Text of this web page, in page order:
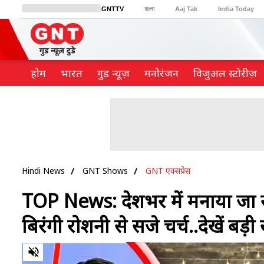
GNTTV বাংলা Aaj Tak India Today
BT Bazaar Cosmopolitan
होम भारत गुड न्यूज़ मनोरंजन विजुअल स्टोरीज़
Hindi News GNT Shows GNT एक्सप्रेस
TOP News: देशभर में मनाया जा
बिरंगी रोशनी से सजे चर्च..देखें
0
of